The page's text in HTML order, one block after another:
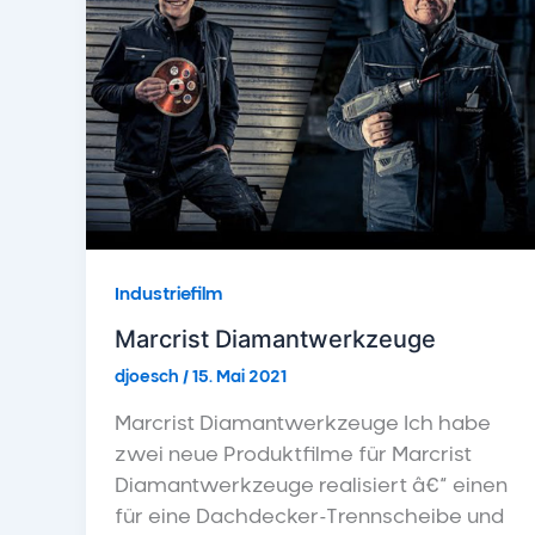
Industriefilm
Marcrist Diamantwerkzeuge
djoesch / 15. Mai 2021
Marcrist Diamantwerkzeuge Ich habe
zwei neue Produktfilme für Marcrist
Diamantwerkzeuge realisiert â€“ einen
für eine Dachdecker-Trennscheibe und